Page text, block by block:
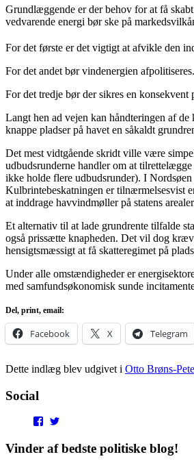
Grundlæggende er der behov for at få
vedvarende energi bør ske på
For det første er det vigtigt at afvikle den
For det andet bør vindenergien
For det tredje bør der sikres en
Langt hen ad vejen kan håndteringen af
knappe pladser på havet en såkaldt
Det mest vidtgående skridt ville være
udbudsrunderne handler om at
ikke holde flere udbudsrunder). I
Kulbrintebeskatningen er tilnærmelsesvist
at inddrage havvindmøller på statens
Et alternativ til at lade grundrente tilfalde
også prissætte knapheden. Det vil dog
hensigtsmæssigt at få skatteregimet på
Under alle omstændigheder er
med samfundsøkonomisk sunde
Del, print, email:
Facebook X Telegram
Dette indlæg blev udgivet i Otto Brøns-
Social
View
profile
on
profile
on
Vinder af bedste politiske blog!